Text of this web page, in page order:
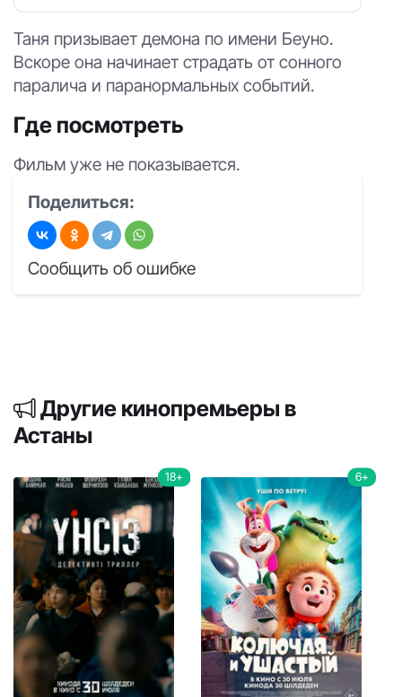
Таня призывает демона по имени Беуно.
Вскоре она начинает страдать от сонного
паралича и паранормальных событий.
Где посмотреть
Фильм уже не показывается.
Поделиться:
Сообщить об ошибке
Другие кинопремьеры в
Астаны
18+ 6+